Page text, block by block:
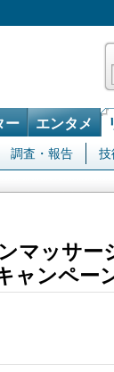
ー エンタメ
調査・報告 技
マッサ
ャンペー